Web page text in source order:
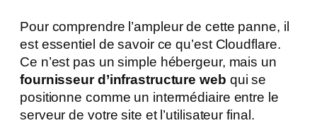
Pour comprendre l’ampleur de cette panne, il
est essentiel de savoir ce qu’est Cloudflare.
Ce n’est pas un simple hébergeur, mais un
fournisseur d’infrastructure web qui se
positionne comme un intermédiaire entre le
serveur de votre site et l’utilisateur final.